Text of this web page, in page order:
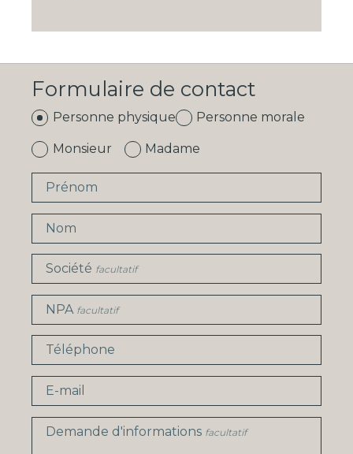
Formulaire de contact
Personne physique Personne morale
Monsieur Madame
Prénom
Nom
Société facultatif
NPA facultatif
Téléphone
E-mail
Demande d'informations facultatif